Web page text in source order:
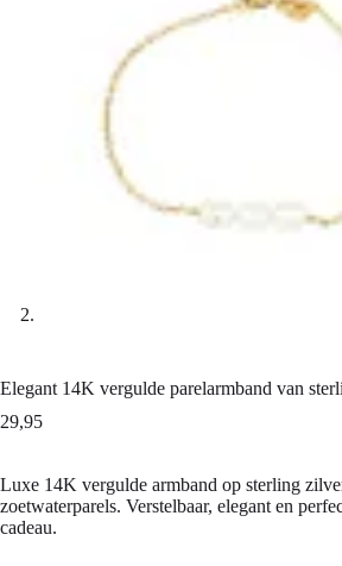
Elegant 14K vergulde parelarmband van
29,95
Luxe 14K vergulde armband op sterling
zoetwaterparels. Verstelbaar, elegant en
cadeau.